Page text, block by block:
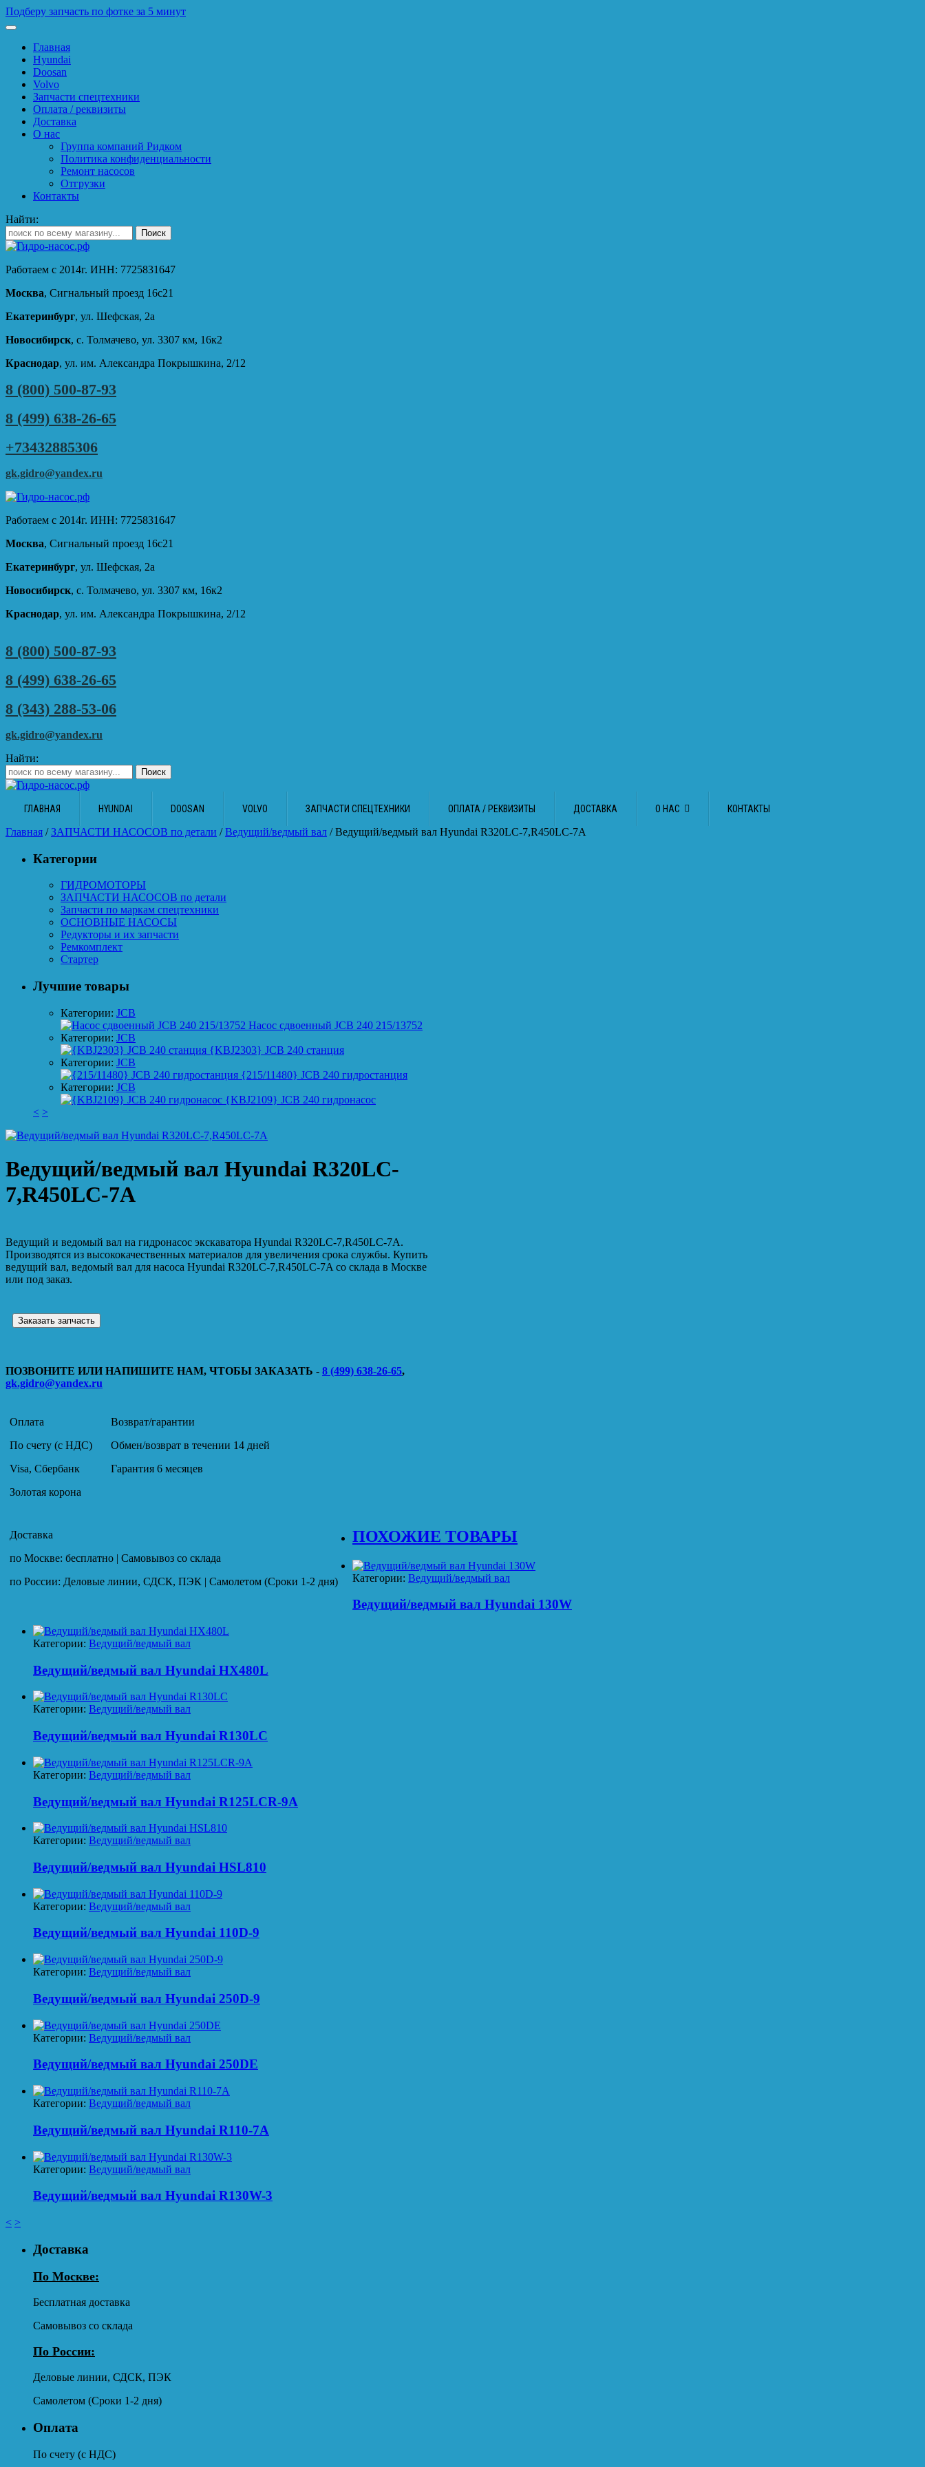
Подберу запчасть по фотке за 5 минут
Главная
Hyundai
Doosan
Volvo
Запчасти спецтехники
Оплата / реквизиты
Доставка
О нас
Группа компаний Ридком
Политика конфиденциальности
Ремонт насосов
Отгрузки
Контакты
Найти:
Работаем с 2014г. ИНН: 7725831647
Москва, Сигнальный проезд 16с21
Екатеринбург, ул. Шефская, 2а
Новосибирск, с. Толмачево, ул. 3307 км, 16к2
Краснодар, ул. им. Александра Покрышкина, 2/12
8 (800) 500-87-93
8 (499) 638-26-65
+73432885306
gk.gidro@yandex.ru
Работаем с 2014г. ИНН: 7725831647
Москва, Сигнальный проезд 16с21
Екатеринбург, ул. Шефская, 2а
Новосибирск, с. Толмачево, ул. 3307 км, 16к2
Краснодар, ул. им. Александра Покрышкина, 2/12
8 (800) 500-87-93
8 (499) 638-26-65
8 (343) 288-53-06
gk.gidro@yandex.ru
Найти:
ГЛАВНАЯ HYUNDAI DOOSAN VOLVO ЗАПЧАСТИ СПЕЦТЕХНИКИ ОПЛАТА / РЕКВИЗИТЫ ДОСТАВКА О НАС КОНТАКТЫ
Главная /ЗАПЧАСТИ НАСОСОВ по детали /Ведущий/ведмый вал / Ведущий/ведмый вал Hyundai R320LC-7,R450LC-7A
Категории
ГИДРОМОТОРЫ
ЗАПЧАСТИ НАСОСОВ по детали
Запчасти по маркам спецтехники
ОСНОВНЫЕ НАСОСЫ
Редукторы и их запчасти
Ремкомплект
Стартер
Лучшие товары
Категории: JCB
Насос сдвоенный JCB 240 215/13752
Категории: JCB
{KBJ2303} JCB 240 станция
Категории: JCB
{215/11480} JCB 240 гидростанция
Категории: JCB
{KBJ2109} JCB 240 гидронасос
< >
Ведущий/ведмый вал Hyundai R320LC-
7,R450LC-7A
Ведущий и ведомый вал на гидронасос экскаватора Hyundai R320LC-7,R450LC-7A.
Производятся из высококачественных материалов для увеличения срока службы. Купить
ведущий вал, ведомый вал для насоса Hyundai R320LC-7,R450LC-7A со склада в Москве
или под заказ.
Заказать запчасть
ПОЗВОНИТЕ ИЛИ НАПИШИТЕ НАМ, ЧТОБЫ ЗАКАЗАТЬ - 8 (499) 638-26-65,
gk.gidro@yandex.ru
Оплата
По счету (с НДС)
Visa, Сбербанк
Золотая корона
Возврат/гарантии
Обмен/возврат в течении 14 дней
Гарантия 6 месяцев
Доставка
по Москве: бесплатно | Самовывоз со склада
по России: Деловые линии, СДСК, ПЭК | Самолетом (Сроки 1-2 дня)
ПОХОЖИЕ ТОВАРЫ
Категории: Ведущий/ведмый вал
Ведущий/ведмый вал Hyundai 130W
Категории: Ведущий/ведмый вал
Ведущий/ведмый вал Hyundai HX480L
Категории: Ведущий/ведмый вал
Ведущий/ведмый вал Hyundai R130LC
Категории: Ведущий/ведмый вал
Ведущий/ведмый вал Hyundai R125LCR-9A
Категории: Ведущий/ведмый вал
Ведущий/ведмый вал Hyundai HSL810
Категории: Ведущий/ведмый вал
Ведущий/ведмый вал Hyundai 110D-9
Категории: Ведущий/ведмый вал
Ведущий/ведмый вал Hyundai 250D-9
Категории: Ведущий/ведмый вал
Ведущий/ведмый вал Hyundai 250DE
Категории: Ведущий/ведмый вал
Ведущий/ведмый вал Hyundai R110-7A
Категории: Ведущий/ведмый вал
Ведущий/ведмый вал Hyundai R130W-3
< >
Доставка
По Москве:
Бесплатная доставка
Самовывоз со склада
По России:
Деловые линии, СДСК, ПЭК
Самолетом (Сроки 1-2 дня)
Оплата
По счету (с НДС)